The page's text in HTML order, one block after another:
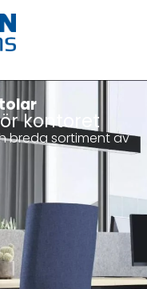
kontoret
breda sortiment av